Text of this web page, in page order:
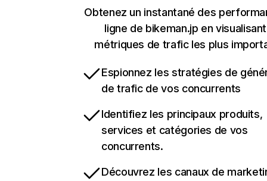
Obtenez un instantané des
ligne de bikeman.jp en
métriques de trafic les plus
Espionnez les stratégies de
de trafic de vos concurrents
Identifiez les principaux produits,
services et catégories de vos
concurrents.
Découvrez les canaux de